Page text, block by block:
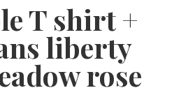
T shirt +
liberty
rose